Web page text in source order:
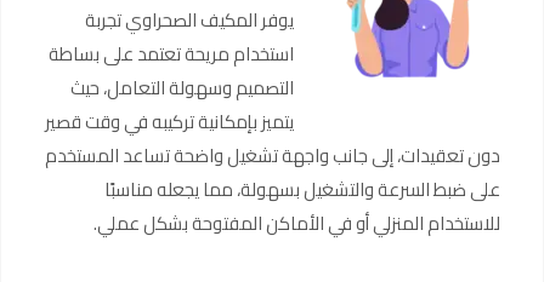
يوفر المكيف الصحراوي تجربة
استخدام مريحة تعتمد على بساطة
التصميم وسهولة التعامل، حيث
يتميز بإمكانية تركيبه في وقت قصير
دون تعقيدات، إلى جانب واجهة تشغيل واضحة تساعد المستخدم
على ضبط السرعة والتشغيل بسهولة، مما يجعله مناسبًا
للاستخدام المنزلي أو في الأماكن المفتوحة بشكل عملي.